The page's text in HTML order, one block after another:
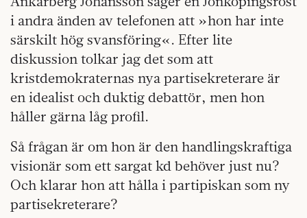
i andra änden av telefonen att »hon har inte
särskilt hög svansföring«. Efter lite
diskussion tolkar jag det som att
kristdemokraternas nya partisekreterare är
en idealist och duktig debattör, men hon
håller gärna låg profil.
Så frågan är om hon är den handlingskraftiga
visionär som ett sargat kd behöver just nu?
Och klarar hon att hålla i parti­piskan som ny
partisekreterare?